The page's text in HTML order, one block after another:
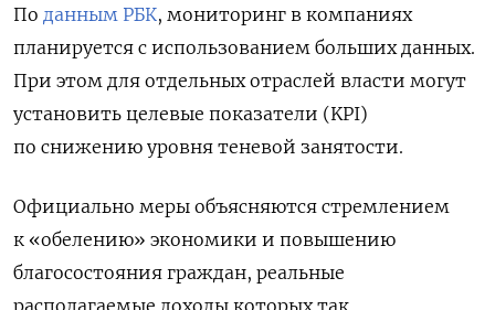
По данным РБК, мониторинг в компаниях
планируется с использованием больших данных.
При этом для отдельных отраслей власти могут
установить целевые показатели (KPI)
по снижению уровня теневой занятости.
Официально меры объясняются стремлением
к «обелению» экономики и повышению
благосостояния граждан, реальные